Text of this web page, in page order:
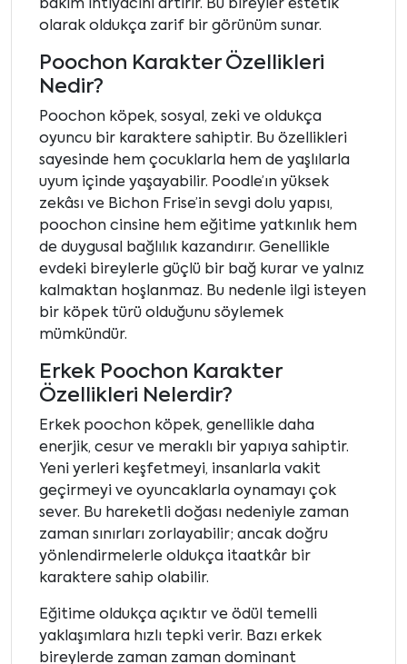
bakım ihtiyacını artırır. Bu bireyler estetik
olarak oldukça zarif bir görünüm sunar.
Poochon Karakter Özellikleri
Nedir?
Poochon köpek, sosyal, zeki ve oldukça
oyuncu bir karaktere sahiptir. Bu özellikleri
sayesinde hem çocuklarla hem de yaşlılarla
uyum içinde yaşayabilir. Poodle’ın yüksek
zekâsı ve Bichon Frise’in sevgi dolu yapısı,
poochon cinsine hem eğitime yatkınlık hem
de duygusal bağlılık kazandırır. Genellikle
evdeki bireylerle güçlü bir bağ kurar ve yalnız
kalmaktan hoşlanmaz. Bu nedenle ilgi isteyen
bir köpek türü olduğunu söylemek
mümkündür.
Erkek Poochon Karakter
Özellikleri Nelerdir?
Erkek poochon köpek, genellikle daha
enerjik, cesur ve meraklı bir yapıya sahiptir.
Yeni yerleri keşfetmeyi, insanlarla vakit
geçirmeyi ve oyuncaklarla oynamayı çok
sever. Bu hareketli doğası nedeniyle zaman
zaman sınırları zorlayabilir; ancak doğru
yönlendirmelerle oldukça itaatkâr bir
karaktere sahip olabilir.
Eğitime oldukça açıktır ve ödül temelli
yaklaşımlara hızlı tepki verir. Bazı erkek
bireylerde zaman zaman dominant